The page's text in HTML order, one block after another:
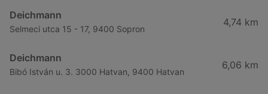
Deichmann
Selmeci utca 15 - 17, 9400 Sopron
4,74 km
Deichmann
Bibó István u. 3. 3000 Hatvan, 9400 Hatvan
6,06 km